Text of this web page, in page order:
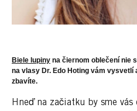
Biele lupiny na čiernom oblečení nie
na vlasy Dr. Edo Hoting vám
zbavíte.
Hneď na začiatku by sme